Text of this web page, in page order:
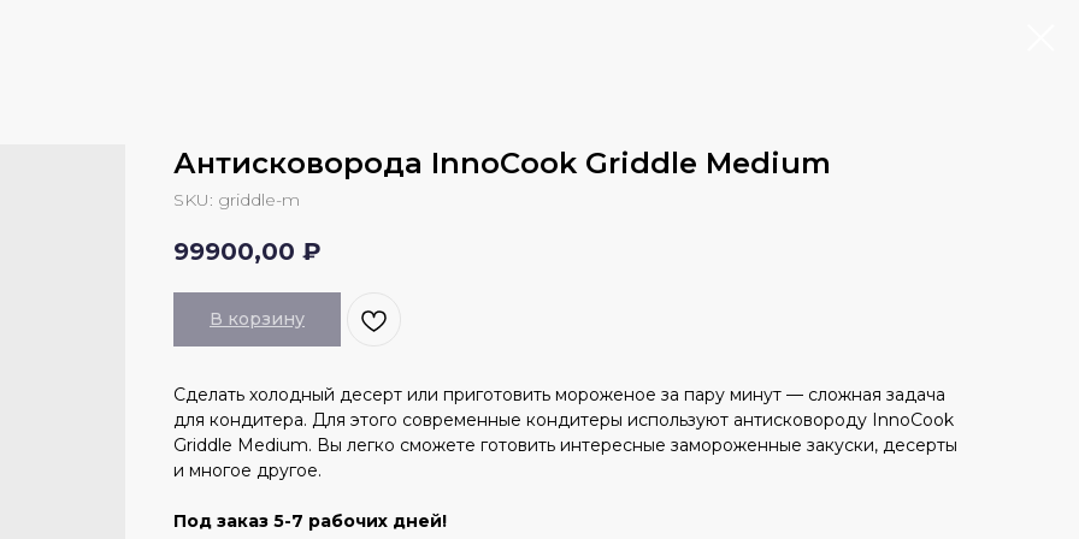
Антисковорода InnoCook Griddle Medium
SKU: griddle-m
99900,00 ₽
В корзину
Сделать холодный десерт или приготовить мороженое за пару минут — сложная задача
для кондитера. Для этого современные кондитеры используют антисковороду InnoCook
Griddle Medium. Вы легко сможете готовить интересные замороженные закуски, десерты
и многое другое.
Под заказ 5-7 рабочих дней!